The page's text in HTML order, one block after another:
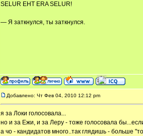
SELUR EHT ERA SELUR!
— Я заткнулся, ты заткнулся.
Добавлено: Чт Фев 04, 2010 12:12 pm
я за Локи голосовала...
но и за Ежи, и за Леру - тоже голосовала
а чо - кандидатов много..так глядишь - больше